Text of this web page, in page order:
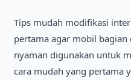
Tips mudah modifikasi
pertama agar mobil
nyaman digunakan untuk
cara mudah yang pertama